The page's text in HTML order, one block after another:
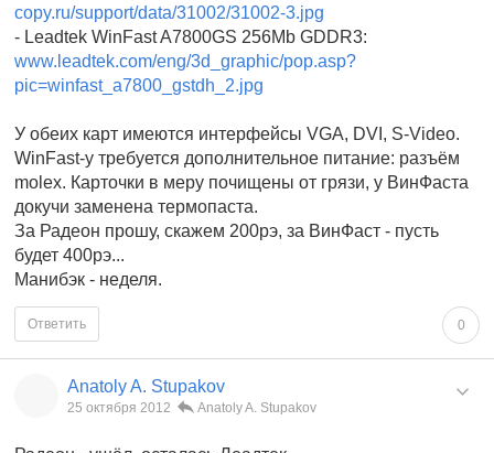
copy.ru/support/data/31002/31002-3.jpg
- Leadtek WinFast A7800GS 256Mb GDDR3:
www.leadtek.com/eng/3d_graphic/pop.asp?
pic=winfast_a7800_gstdh_2.jpg
У обеих карт имеются интерфейсы VGA, DVI, S-Video.
WinFast-у требуется дополнительное питание: разъём
molex. Карточки в меру почищены от грязи, у ВинФаста
докучи заменена термопаста.
За Радеон прошу, скажем 200рэ, за ВинФаст - пусть
будет 400рэ...
Манибэк - неделя.
0
Ответить
Anatoly A. Stupakov
25 октября 2012 Anatoly A. Stupakov